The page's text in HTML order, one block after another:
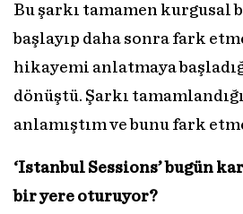
Bu şarkı tamamen kurgusal
başlayıp daha sonra fark
hikayemi anlatmaya
dönüştü. Şarkı
anlamıştım ve bunu fark
‘Istanbul Sessions’ bugün
bir yere oturuyor?